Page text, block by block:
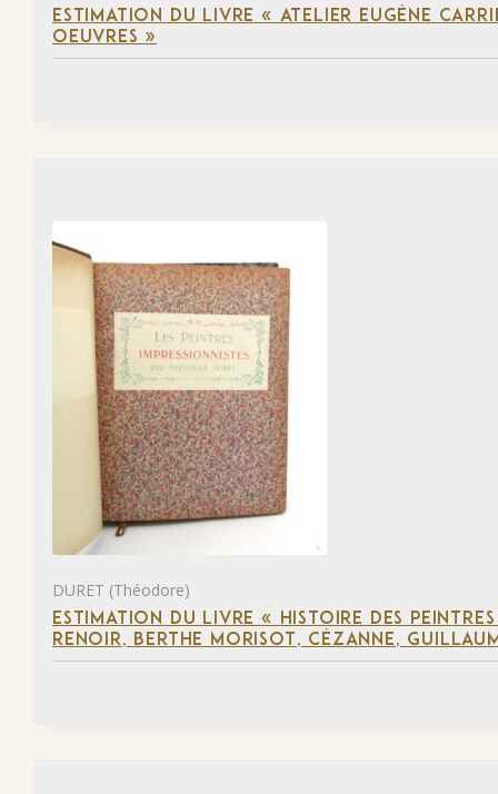
ESTIMATION DU LIVRE « ATELIER EUGÈNE
OEUVRES »
DURET (Théodore)
ESTIMATION DU LIVRE « HISTOIRE DES
RENOIR, BERTHE MORISOT, CÉZANNE,